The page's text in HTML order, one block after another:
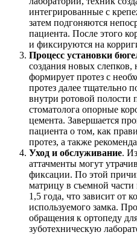
интегрированные с
затем подгоняются
пациента. После этого
и фиксируются на
Процесс установки
создания новых слепков,
формирует протез с
протез далее тщательно
внутри ротовой полости
стоматолога опорные
цемента. Завершается
пациента о том, как
протез, а также
Уход и обслуживание.
аттачменты могут
фиксации. По этой
матрицу в съемной
1,5 года, что зависит от
используемого замка.
обращения к ортопеду
зуботехническую